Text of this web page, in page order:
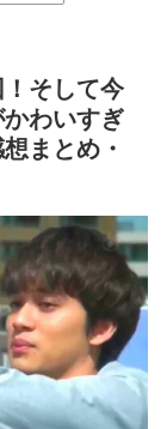
！そして今
わいすぎ
まとめ・